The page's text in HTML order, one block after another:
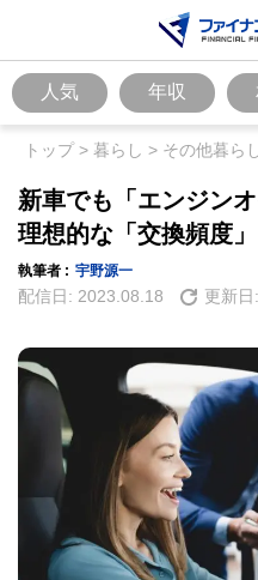
人気 年収
トップ> 暮らし > その他暮らし
新車でも「エンジン
理想的な「交換頻度
執筆者 : 宇野源一
配信日: 2023.08.18 更新日: